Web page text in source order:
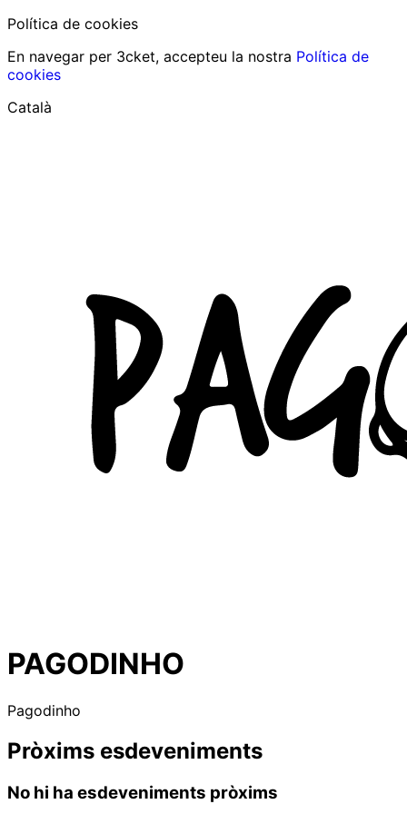
Política de cookies
En navegar per 3cket, accepteu la nostra Política de
cookies
Català
PAGODINHO
Pagodinho
Pròxims esdeveniments
No hi ha esdeveniments pròxims